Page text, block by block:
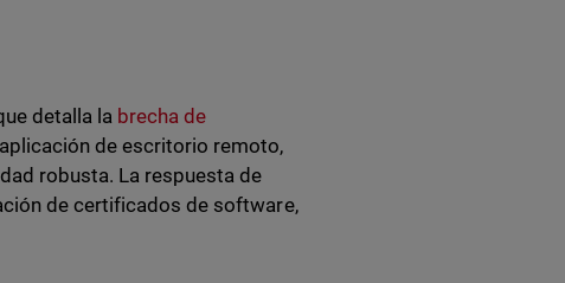
detalla la brecha de
de escritorio remoto,
robusta. La respuesta de
de certificados de software,